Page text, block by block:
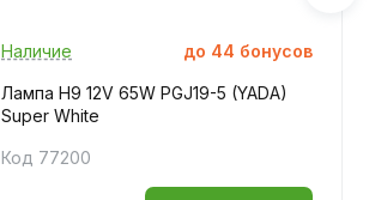
Наличие до 44 бонусов
Лампа H9 12V 65W PGJ19-5 (YADA)
Super White
Код 77200